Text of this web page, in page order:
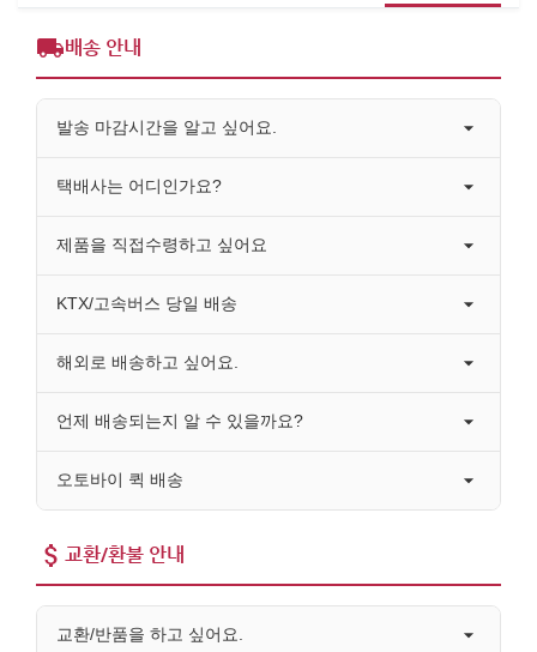
배송 안내
발송 마감시간을 알고 싶어요.
택배사는 어디인가요?
제품을 직접수령하고 싶어요
KTX/고속버스 당일 배송
해외로 배송하고 싶어요.
언제 배송되는지 알 수 있을까요?
오토바이 퀵 배송
교환/환불 안내
교환/반품을 하고 싶어요.